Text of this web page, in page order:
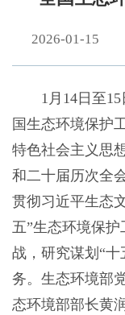
2026-01-15
1月14日至15
国生态环境保护
特色社会主义思
和二十届历次全
贯彻习近平生态
五”生态环境保
战，研究谋划“十
务。生态环境部
态环境部部长黄